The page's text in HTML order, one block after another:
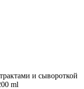
и сывороткой
ml